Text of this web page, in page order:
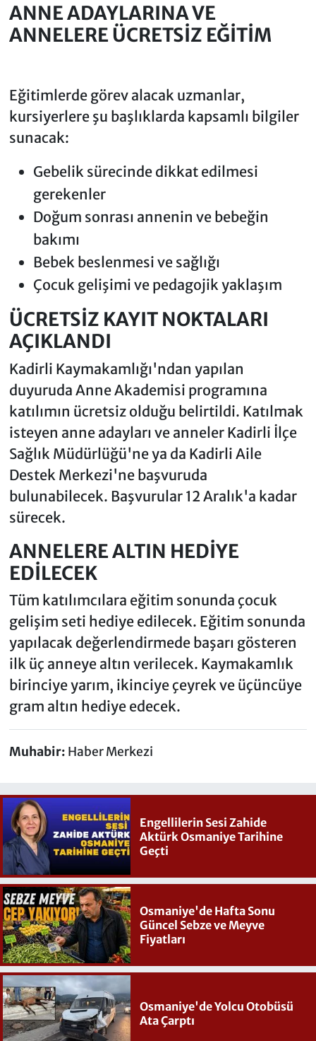
ANNE ADAYLARINA VE
ANNELERE ÜCRETSİZ EĞİTİM
Eğitimlerde görev alacak uzmanlar,
kursiyerlere şu başlıklarda kapsamlı bilgiler
sunacak:
Gebelik sürecinde dikkat edilmesi
gerekenler
Doğum sonrası annenin ve bebeğin
bakımı
Bebek beslenmesi ve sağlığı
Çocuk gelişimi ve pedagojik yaklaşım
ÜCRETSİZ KAYIT NOKTALARI
AÇIKLANDI
Kadirli Kaymakamlığı'ndan yapılan
duyuruda Anne Akademisi programına
katılımın ücretsiz olduğu belirtildi. Katılmak
isteyen anne adayları ve anneler Kadirli İlçe
Sağlık Müdürlüğü'ne ya da Kadirli Aile
Destek Merkezi'ne başvuruda
bulunabilecek. Başvurular 12 Aralık'a kadar
sürecek.
ANNELERE ALTIN HEDİYE
EDİLECEK
Tüm katılımcılara eğitim sonunda çocuk
gelişim seti hediye edilecek. Eğitim sonunda
yapılacak değerlendirmede başarı gösteren
ilk üç anneye altın verilecek. Kaymakamlık
birinciye yarım, ikinciye çeyrek ve üçüncüye
gram altın hediye edecek.
Muhabir: Haber Merkezi
Engellilerin Sesi Zahide
Aktürk Osmaniye Tarihine
Geçti
Osmaniye'de Hafta Sonu
Güncel Sebze ve Meyve
Fiyatları
Osmaniye'de Yolcu Otobüsü
Ata Çarptı